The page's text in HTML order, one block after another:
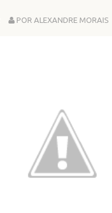
POR ALEXANDRE MORAIS